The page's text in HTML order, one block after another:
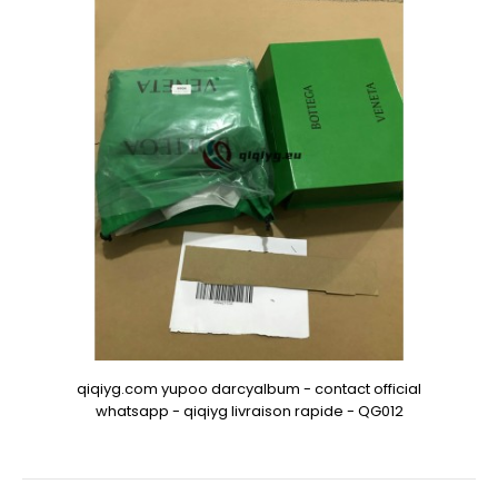
qiqiyg.com yupoo darcyalbum - contact official
whatsapp - qiqiyg livraison rapide - QG012